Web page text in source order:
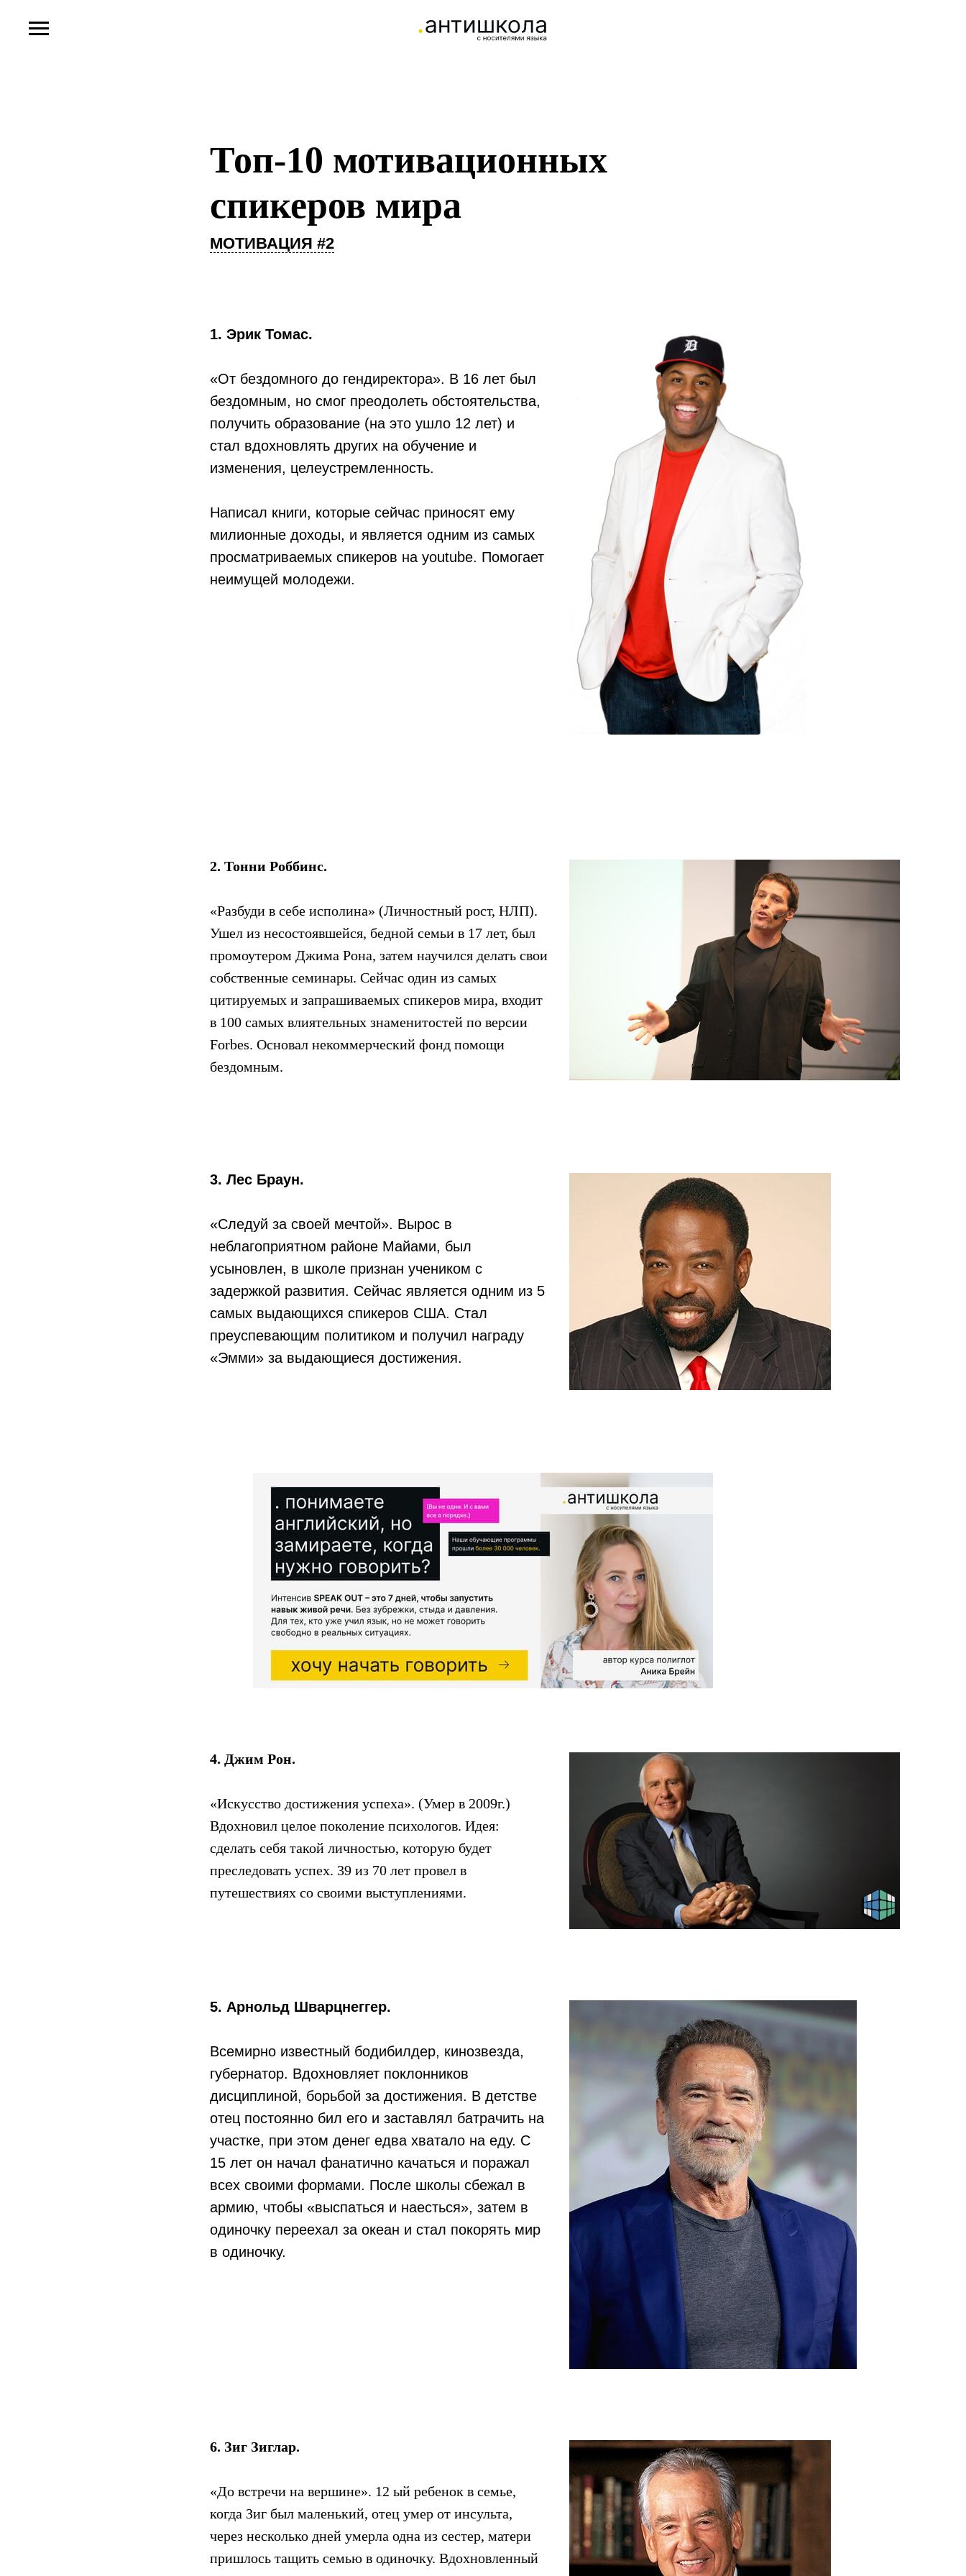
Топ-10 мотивационных
спикеров мира
МОТИВАЦИЯ #2
1. Эрик Томас.
«От бездомного до гендиректора». В 16 лет был
бездомным, но смог преодолеть обстоятельства,
получить образование (на это ушло 12 лет) и
стал вдохновлять других на обучение и
изменения, целеустремленность.
Написал книги, которые сейчас приносят ему
милионные доходы, и является одним из самых
просматриваемых спикеров на youtube. Помогает
неимущей молодежи.
2. Тонни Роббинс.
«Разбуди в себе исполина» (Личностный рост, НЛП).
Ушел из несостоявшейся, бедной семьи в 17 лет, был
промоутером Джима Рона, затем научился делать свои
собственные семинары. Сейчас один из самых
цитируемых и запрашиваемых спикеров мира, входит
в 100 самых влиятельных знаменитостей по версии
Forbes. Основал некоммерческий фонд помощи
бездомным.
3. Лес Браун.
«Следуй за своей мечтой». Вырос в
неблагоприятном районе Майами, был
усыновлен, в школе признан учеником с
задержкой развития. Сейчас является одним из 5
самых выдающихся спикеров США. Стал
преуспевающим политиком и получил награду
«Эмми» за выдающиеся достижения.
4. Джим Рон.
«Искусство достижения успеха». (Умер в 2009г.)
Вдохновил целое поколение психологов. Идея:
сделать себя такой личностью, которую будет
преследовать успех. 39 из 70 лет провел в
путешествиях со своими выступлениями.
5. Арнольд Шварцнеггер.
Всемирно известный бодибилдер, кинозвезда,
губернатор. Вдохновляет поклонников
дисциплиной, борьбой за достижения. В детстве
отец постоянно бил его и заставлял батрачить на
участке, при этом денег едва хватало на еду. С
15 лет он начал фанатично качаться и поражал
всех своими формами. После школы сбежал в
армию, чтобы «выспаться и наесться», затем в
одиночку переехал за океан и стал покорять мир
в одиночку.
6. Зиг Зиглар.
«До встречи на вершине». 12 ый ребенок в семье,
когда Зиг был маленький, отец умер от инсульта,
через несколько дней умерла одна из сестер, матери
пришлось тащить семью в одиночку. Вдохновленный